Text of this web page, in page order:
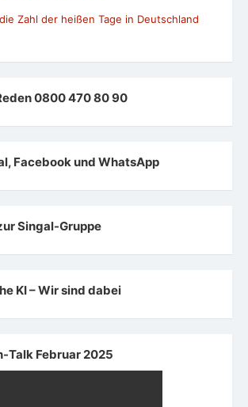
Zahl der heißen Tage in Deutschland
0800 470 80 90
Facebook und WhatsApp
Singal-Gruppe
KI – Wir sind dabei
Talk Februar 2025